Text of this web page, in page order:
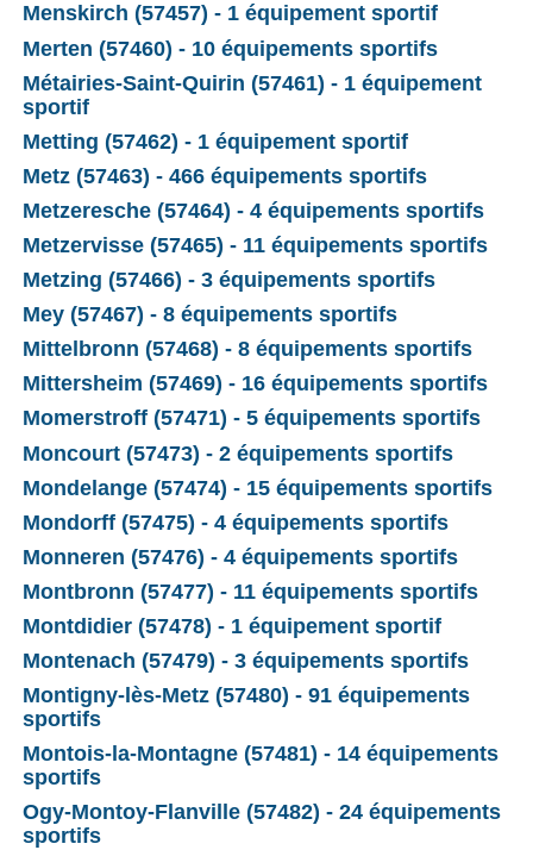
Menskirch (57457) - 1 équipement sportif
Merten (57460) - 10 équipements sportifs
Métairies-Saint-Quirin (57461) - 1 équipement
sportif
Metting (57462) - 1 équipement sportif
Metz (57463) - 466 équipements sportifs
Metzeresche (57464) - 4 équipements sportifs
Metzervisse (57465) - 11 équipements sportifs
Metzing (57466) - 3 équipements sportifs
Mey (57467) - 8 équipements sportifs
Mittelbronn (57468) - 8 équipements sportifs
Mittersheim (57469) - 16 équipements sportifs
Momerstroff (57471) - 5 équipements sportifs
Moncourt (57473) - 2 équipements sportifs
Mondelange (57474) - 15 équipements sportifs
Mondorff (57475) - 4 équipements sportifs
Monneren (57476) - 4 équipements sportifs
Montbronn (57477) - 11 équipements sportifs
Montdidier (57478) - 1 équipement sportif
Montenach (57479) - 3 équipements sportifs
Montigny-lès-Metz (57480) - 91 équipements
sportifs
Montois-la-Montagne (57481) - 14 équipements
sportifs
Ogy-Montoy-Flanville (57482) - 24 équipements
sportifs